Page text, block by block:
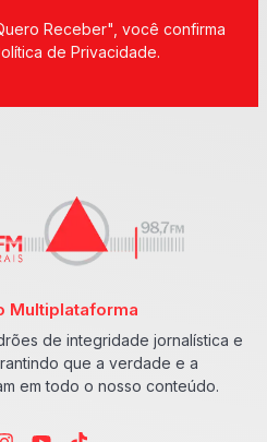
Receber", você confirma
de Privacidade.
Multiplataforma
de integridade jornalística e
que a verdade e a
em todo o nosso conteúdo.